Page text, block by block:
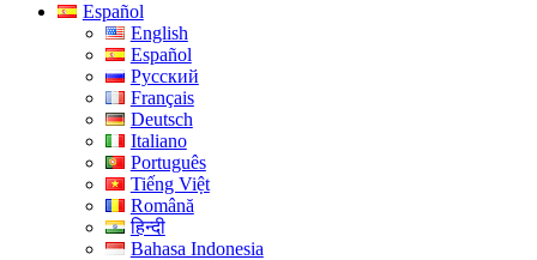
Español
English
Español
Русский
Français
Deutsch
Italiano
Português
Tiếng Việt
Română
हिन्दी
Bahasa Indonesia